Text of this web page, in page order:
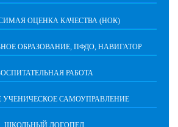
ОЦЕНКА КАЧЕСТВА (НОК)
ОБРАЗОВАНИЕ, ПФДО, НАВИГАТОР
РАБОТА
САМОУПРАВЛЕНИЕ